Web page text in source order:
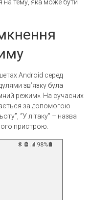
на тему, яка може бути
Android серед
зв’язку була
режим». На сучасних
за допомогою
“У літаку” – назва
пристрою.